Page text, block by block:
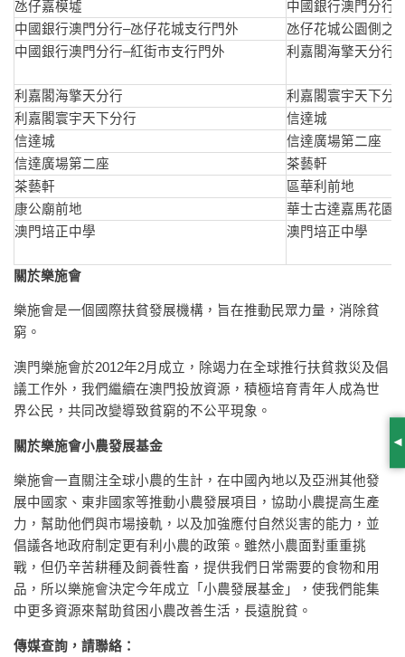
氹仔嘉模墟
中國銀行澳門分行
中國銀行澳門分行–氹仔花城支行門外
氹仔花城公園側之
中國銀行澳門分行–紅街市支行門外
利嘉閣海擎天分行
利嘉閣海擎天分行
利嘉閣寰宇天下分
利嘉閣寰宇天下分行
信達城
信達城
信達廣場第二座
信達廣場第二座
茶藝軒
茶藝軒
區華利前地
康公廟前地
華士古達嘉馬花園
澳門培正中學
澳門培正中學
關於樂施會
樂施會是一個國際扶貧發展機構，旨在推動民眾力量，消除貧
窮。
澳門樂施會於2012年2月成立，除竭力在全球推行扶貧救災及倡
議工作外，我們繼續在澳門投放資源，積極培育青年人成為世
界公民，共同改變導致貧窮的不公平現象。
關於樂施會小農發展基金
樂施會一直關注全球小農的生計，在中國內地以及亞洲其他發
展中國家、東非國家等推動小農發展項目，協助小農提高生產
力，幫助他們與市場接軌，以及加強應付自然災害的能力，並
倡議各地政府制定更有利小農的政策。雖然小農面對重重挑
戰，但仍辛苦耕種及飼養牲畜，提供我們日常需要的食物和用
品，所以樂施會決定今年成立「小農發展基金」，使我們能集
中更多資源來幫助貧困小農改善生活，長遠脫貧。
傳媒查詢，請聯絡：